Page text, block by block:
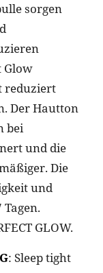
sorgen
Glow
reduziert
Der Hautton
bei
und die
Die
und
GLOW.
: Sleep tight